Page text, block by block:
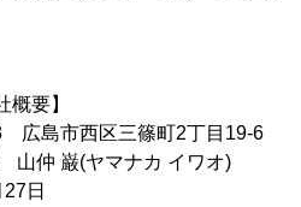
要】
広島市西区三篠町2丁目19-6
仲 巌(ヤマナカ イワオ)
日